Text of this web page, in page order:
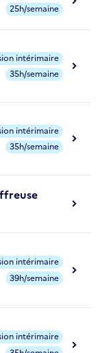
25h/semaine
intérimaire
35h/semaine
intérimaire
35h/semaine
intérimaire
39h/semaine
intérimaire